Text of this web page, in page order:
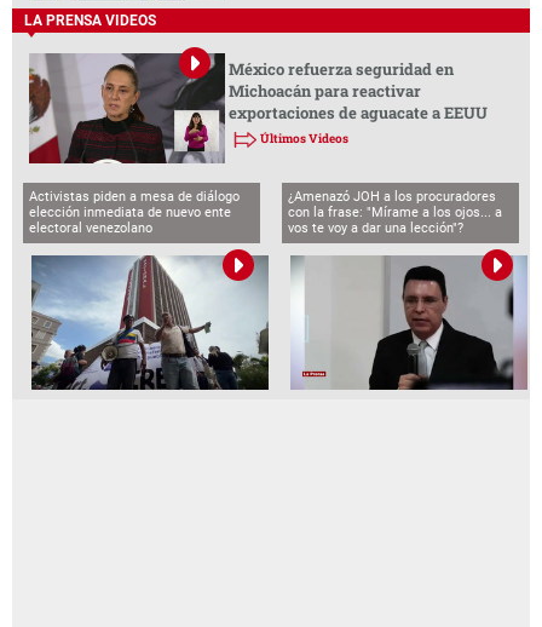
LA PRENSA VIDEOS
México refuerza seguridad en
Michoacán para reactivar
exportaciones de aguacate a EEUU
Últimos Videos
Activistas piden a mesa de diálogo
elección inmediata de nuevo ente
electoral venezolano
¿Amenazó JOH a los procuradores
con la frase: "Mírame a los ojos... a
vos te voy a dar una lección"?